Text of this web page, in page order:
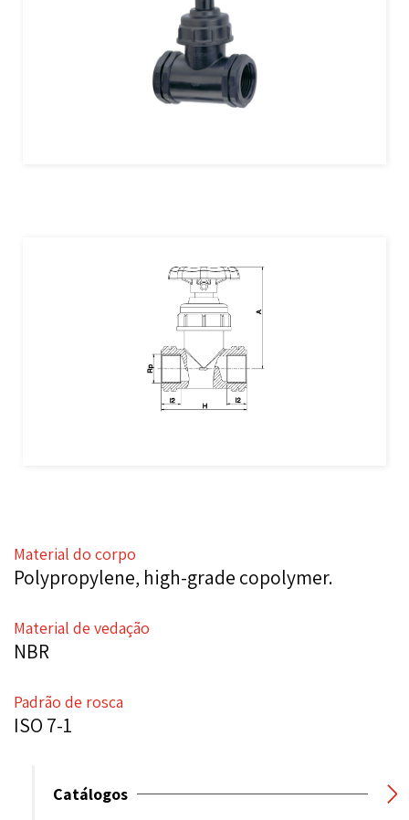
Material do corpo
Polypropylene, high-grade copolymer.
Material de vedação
NBR
Padrão de rosca
ISO 7-1
Catálogos